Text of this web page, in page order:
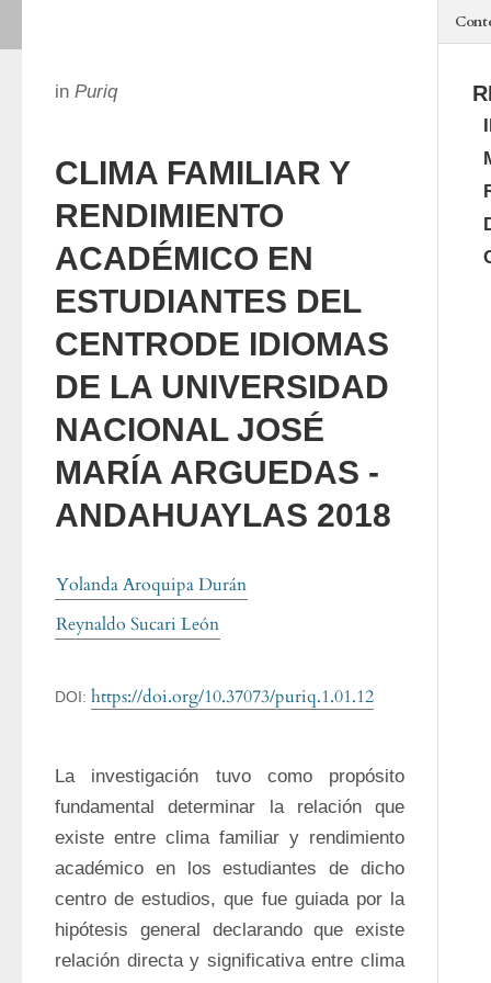
in Puriq
CLIMA FAMILIAR Y
RENDIMIENTO
ACADÉMICO EN
ESTUDIANTES DEL
CENTRODE IDIOMAS
DE LA UNIVERSIDAD
NACIONAL JOSÉ
MARÍA ARGUEDAS -
ANDAHUAYLAS 2018
Yolanda Aroquipa Durán
Reynaldo Sucari León
DOI: https://doi.org/10.37073/puriq.1.01.12
La investigación tuvo como propósito
fundamental determinar la relación que
existe entre clima familiar y rendimiento
académico en los estudiantes de dicho
centro de estudios, que fue guiada por la
hipótesis general declarando que existe
relación directa y significativa entre clima